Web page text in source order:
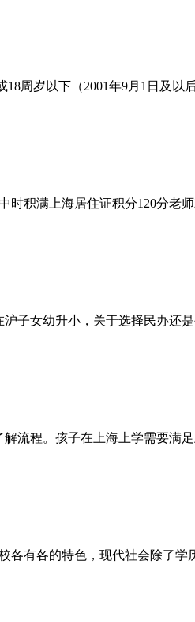
周岁以下（2001年9月1日及
积满上海居住证积分120分老
子女幼升小，关于选择民办还
流程。孩子在上海上学需要满
各有各的特色，现代社会除了